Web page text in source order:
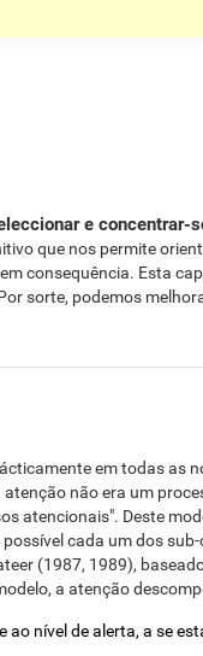
e concentrar-
que nos permite
consequência. Esta
sorte, podemos
em todas as
não era um
atencionais". Deste
cada um dos
(1987, 1989),
a atenção
ao nível de alerta, a se